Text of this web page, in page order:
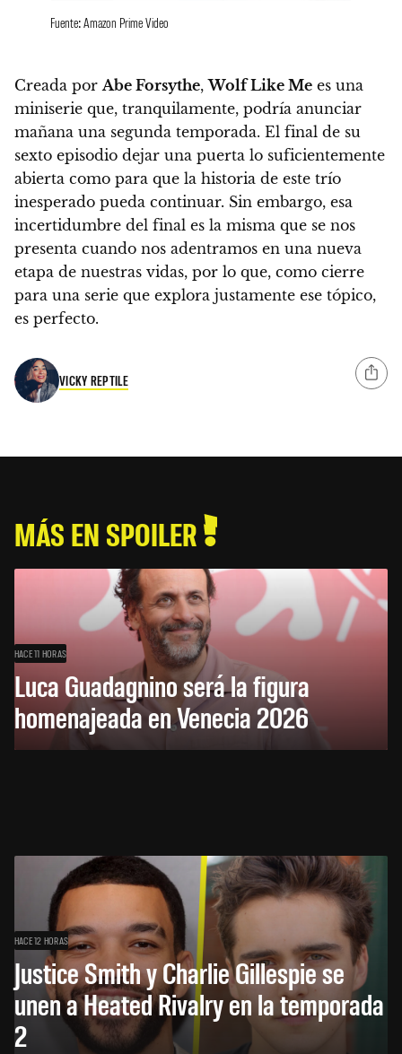
Fuente: Amazon Prime Video
Creada porAbe Forsythe,Wolf Like Me es una
miniserie que, tranquilamente, podría anunciar
mañana una segunda temporada. El final de su
sexto episodio dejar una puerta lo suficientemente
abierta como para que la historia de este trío
inesperado pueda continuar. Sin embargo, esa
incertidumbre del final es la misma que se nos
presenta cuando nos adentramos en una nueva
etapa de nuestras vidas, por lo que, como cierre
para una serie que explora justamente ese tópico,
es perfecto.
VICKY REPTILE
MÁS EN SPOILER
HACE 11 HORAS
Luca Guadagnino será la figura
homenajeada en Venecia 2026
HACE 12 HORAS
Justice Smith y Charlie Gillespie se
unen a Heated Rivalry en la temporada
2